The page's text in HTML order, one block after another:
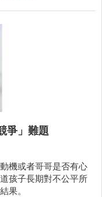
爭」難題
機或者哥哥是否有心
孩子長期對不公平所
果。